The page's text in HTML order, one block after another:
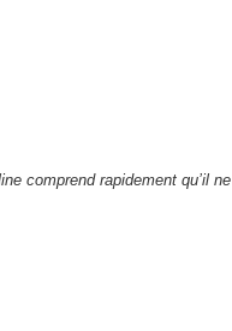
comprend rapidement qu’il ne